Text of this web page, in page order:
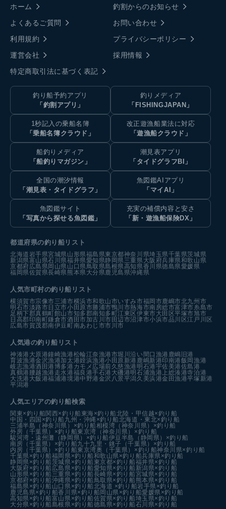
ホーム
釣割からのお知らせ
よくあるご質問
お問い合わせ
利用規約
プライバシーポリシー
運営会社
採用情報
特定商取引法に基づく表記
釣り船予約アプリ
「釣割アプリ」
釣りメディア
「FISHINGJAPAN」
1秒記入の乗船名簿
「乗船名簿クラウド」
改正遊漁船業法に対応
「遊漁船クラウド」
船釣りメディア
「船釣りマガジン」
潮見表アプリ
「タイドグラフBI」
全国の潮汐情報
「潮見表・タイドグラフ」
魚図鑑AIアプリ
「マイAI」
魚図鑑サイト
「写真から探せる魚図鑑」
充実の補償内容と安さ
「新・遊漁船保険DX」
都道府県の釣り船リスト
北海道岩手県宮城県山形県福島県東京都神奈川県埼玉県千葉県茨城県
新潟県富山県石川県福井県愛知県静岡県三重県大阪府兵庫県和歌山県
京都府広島県岡山県山口県鳥取県島根県高知県香川県徳島県愛媛県
福岡県佐賀県長崎県熊本県大分県鹿児島県沖縄県
人気市町村の釣り船リスト
横須賀市宗像市三浦市横浜市和歌山市いすみ市福岡市鹿嶋市北九州市
明石市淡路市 日立市小田原市勝浦市鴨川市熱海市南房総市富津市糸島市
足柄下郡真鶴町館山市知多郡南知多町江東区伊東市大田区平塚市旭市
日高郡印南町鎌倉市酒田市加古川市 田辺市沼津市小浜市品川区江戸川区
広島市賀茂郡南伊豆町南あわじ市市川市
人気港の釣り船リスト
神湊港 大原港鐘崎漁港松輪江奈漁港市堀川沿い 間口漁港 鹿嶋旧港
育波漁港金沢漁港加太港姪浜漁港小田原新港 鹿嶋新港印南港飯岡漁港
岐志漁港酒田港博多港カモメ広場前久慈漁港 明石港宇佐美港佐島港
真鶴港 腰越漁港 走水港福良港手石港 大磯港明石浦漁港 上総湊港寺泊港
大洗港 大飯港福浦港境港中野港金沢八景平潟久美浜港金田漁港平塚新港
平潟港
人気エリアの釣り船検索
関東×釣り船関西×釣り船 東海×釣り船北陸・甲信越×釣り船
中国・四国×釣り船 九州・沖縄×釣り船北海道・東北×釣り船
三浦半島（神奈川県）×釣り船相模湾（神奈川県）×釣り船
外房（千葉県）×釣り船東京湾（神奈川県）×釣り船
駿河湾・遠州灘（静岡県）×釣り船伊豆半島（静岡県）×釣り船
南房（千葉県）×釣り船九十九里・銚子（千葉県）×釣り船
内房（千葉県）×釣り船東京湾奥（千葉県）×釣り船神奈川県×釣り船
千葉県×釣り船福岡県×釣り船和歌山県×釣り船兵庫県×釣り船
静岡県×釣り船茨城県×釣り船 東京都×釣り船福井県×釣り船
大阪府×釣り船 広島県×釣り船愛知県×釣り船 新潟県×釣り船
山形県×釣り船 三重県×釣り船長崎県×釣り船宮城県×釣り船
京都府×釣り船沖縄県×釣り船鳥取県×釣り船 熊本県×釣り船
福島県×釣り船 山口県×釣り船北海道 ×釣り船岩手県×釣り船
鹿児島県×釣り船香川県×釣り船 岡山県×釣り船愛媛県×釣り船
高知県×釣り船富山県×釣り船佐賀県×釣り船埼玉県×釣り船
大分県×釣り船島根県×釣り船徳島県×釣り船石川県×釣り船